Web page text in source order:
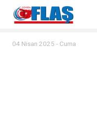
04 Nisan 2025 - Cuma